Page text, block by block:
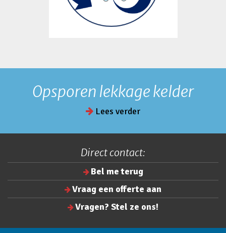
Opsporen lekkage kelder
Lees verder
Direct contact:
Bel me terug
Vraag een offerte aan
Vragen? Stel ze ons!